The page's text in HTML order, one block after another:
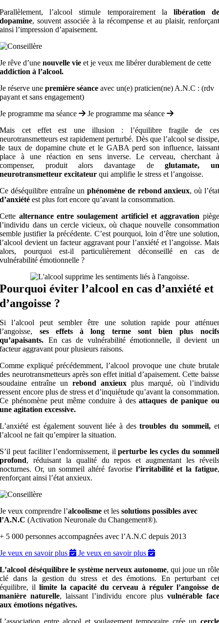
Parallèlement, l’alcool stimule temporairement la libération de
dopamine, souvent associée à la récompense et au plaisir, renforçant
ainsi l’impression d’apaisement.
Je rêve d’unenouvelle vie et je veux me libérer durablement de cette
addiction à l’alcool.
Je réserve unepremière séance avec un(e) praticien(ne) A.N.C : (rdv
payant et sans engagement)
Je programme ma séance
Je programme ma séance
Mais cet effet est une illusion : l’équilibre fragile de ces
neurotransmetteurs est rapidement perturbé. Dès que l’alcool se dissipe,
le taux de dopamine chute et le GABA perd son influence, laissant
place à une réaction en sens inverse. Le cerveau, cherchant à
compenser, produit alors davantage deglutamate, un
neurotransmetteur excitateur qui amplifie le stress et l’angoisse.
Ce déséquilibre entraîne unphénomène de rebond anxieux, où l’état
d’anxiétéest plus fort encore qu’avant la consommation.
Cette alternance entre soulagement artificiel et aggravation piège
l’individu dans un cercle vicieux, où chaque nouvelle consommation
semble justifier la précédente. C’est pourquoi, loin d’être une solution,
l’alcool devient un facteur aggravant pour l’anxiété et l’angoisse. Mais
alors, pourquoi est-il particulièrement déconseillé en cas de
vulnérabilité émotionnelle ?
Pourquoi éviter l’alcool en cas d’anxiété et
d’angoisse ?
Si l’alcool peut sembler être une solution rapide pour atténuer
l’angoisse, ses effets à long terme sont bien plus nocifs
qu’apaisants. En cas de vulnérabilité émotionnelle, il devient un
facteur aggravant pour plusieurs raisons.
Comme expliqué précédemment, l’alcool provoque une chute brutale
des neurotransmetteurs après son effet initial d’apaisement. Cette baisse
soudaine entraîne unrebond anxieux plus marqué, où l’individu
ressent encore plus de stress et d’inquiétude qu’avant la consommation.
Ce phénomène peut même conduire à desattaques de panique ou
une agitation excessive.
L’anxiété est également souvent liée à destroubles du sommeil,et
l’alcool ne fait qu’empirer la situation.
S’il peut faciliter l’endormissement, ilperturbe les cycles du sommeil
profond, réduisant la qualité du repos et augmentant les réveils
nocturnes. Or, un sommeil altéré favorisel’irritabilité et la fatigue,
renforçant ainsi l’état anxieux.
Je veux comprendre l’alcoolisme et lessolutions possibles avec
l’A.N.C (Activation Neuronale du Changement®).
+ 5 000 personnes accompagnées avec l’A.N.C depuis 2013
Je veux en savoir plus
Je veux en savoir plus
L’alcool déséquilibre le système nerveux autonome, qui joue un rôle
clé dans la gestion du stress et des émotions. En perturbant cet
équilibre, illimite la capacité du cerveau à réguler l’angoisse de
manière naturelle, laissant l’individu encore plus vulnérable face
aux émotions négatives.
L’association entre alcool et soulagement temporaire crée un cercle